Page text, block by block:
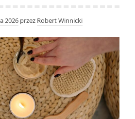
2026 przez Robert Winnicki